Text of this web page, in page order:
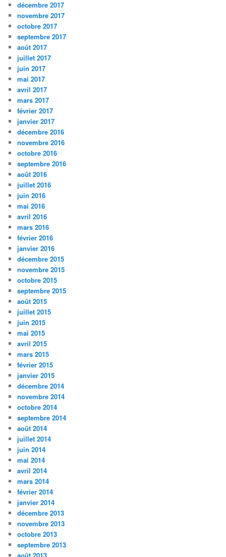
décembre 2017
novembre 2017
octobre 2017
septembre 2017
août 2017
juillet 2017
juin 2017
mai 2017
avril 2017
mars 2017
février 2017
janvier 2017
décembre 2016
novembre 2016
octobre 2016
septembre 2016
août 2016
juillet 2016
juin 2016
mai 2016
avril 2016
mars 2016
février 2016
janvier 2016
décembre 2015
novembre 2015
octobre 2015
septembre 2015
août 2015
juillet 2015
juin 2015
mai 2015
avril 2015
mars 2015
février 2015
janvier 2015
décembre 2014
novembre 2014
octobre 2014
septembre 2014
août 2014
juillet 2014
juin 2014
mai 2014
avril 2014
mars 2014
février 2014
janvier 2014
décembre 2013
novembre 2013
octobre 2013
septembre 2013